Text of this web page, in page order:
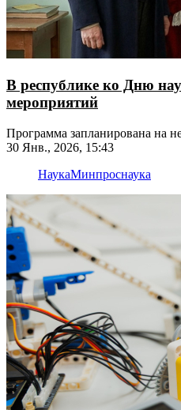
В республике ко Дню
мероприятий
Программа запланирована на
30 Янв., 2026, 15:43
НаукаМинпроснаука